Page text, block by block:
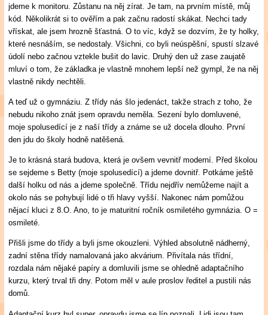
jdeme k monitoru. Zůstanu na něj zírat. Je tam, na prvním místě, můj
kód. Několikrát si to ověřím a pak začnu radostí skákat. Nechci tady
vřískat, ale jsem hrozně šťastná. O to víc, když se dozvím, že ty holky,
které nesnáším, se nedostaly. Všichni, co byli neúspěšní, spustí slzavé
údolí nebo začnou vztekle bušit do lavic. Druhý den už zase zaujatě
mluví o tom, že základka je vlastně mnohem lepší než gympl, že na něj
vlastně nikdy nechtěli.
A teď už o gymnáziu. Z třídy nás šlo jedenáct, takže strach z toho, že
nebudu nikoho znát jsem opravdu neměla. Sezení bylo domluvené,
moje spolusedící je z naší třídy a známe se už docela dlouho. První
den jdu do školy hodně natěšená.
Je to krásná stará budova, která je ovšem vevnitř moderní. Před školou
se sejdeme s Betty (moje spolusedící) a jdeme dovnitř. Potkáme ještě
další holku od nás a jdeme společně. Třídu nejdřív nemůžeme najít a
okolo nás se pohybují lidé o tři hlavy vyšší. Nakonec nám pomůžou
nějací kluci z 8.O. Ano, to je maturitní ročník osmiletého gymnázia. O =
osmileté.
Přišli jsme do třídy a byli jsme okouzleni. Výhled absolutně nádherný,
zadní stěna třídy namalovaná jako akvárium. Přivítala nás třídní,
rozdala nám nějaké papíry a domluvili jsme se ohledně adaptačního
kurzu, který trval tři dny. Potom měl v aule proslov ředitel a pustili nás
domů.